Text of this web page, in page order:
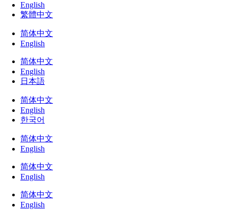
English
繁體中文
简体中文
English
简体中文
English
日本語
简体中文
English
한국어
简体中文
English
简体中文
English
简体中文
English